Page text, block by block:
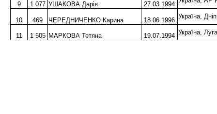
9 1 077 УШАКОВА Дарія 27.03.1994
10 469 ЧЕРЕДНИЧЕНКО Карина 18.06.1996
Україна,
11 1 505 МАРКОВА Тетяна 19.07.1994 Україна,